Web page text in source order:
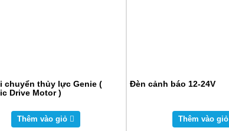
chuyển thủy lực Genie (
Drive Motor )
Thêm vào giỏ
Đèn cảnh báo 12-24V
Thêm vào giỏ